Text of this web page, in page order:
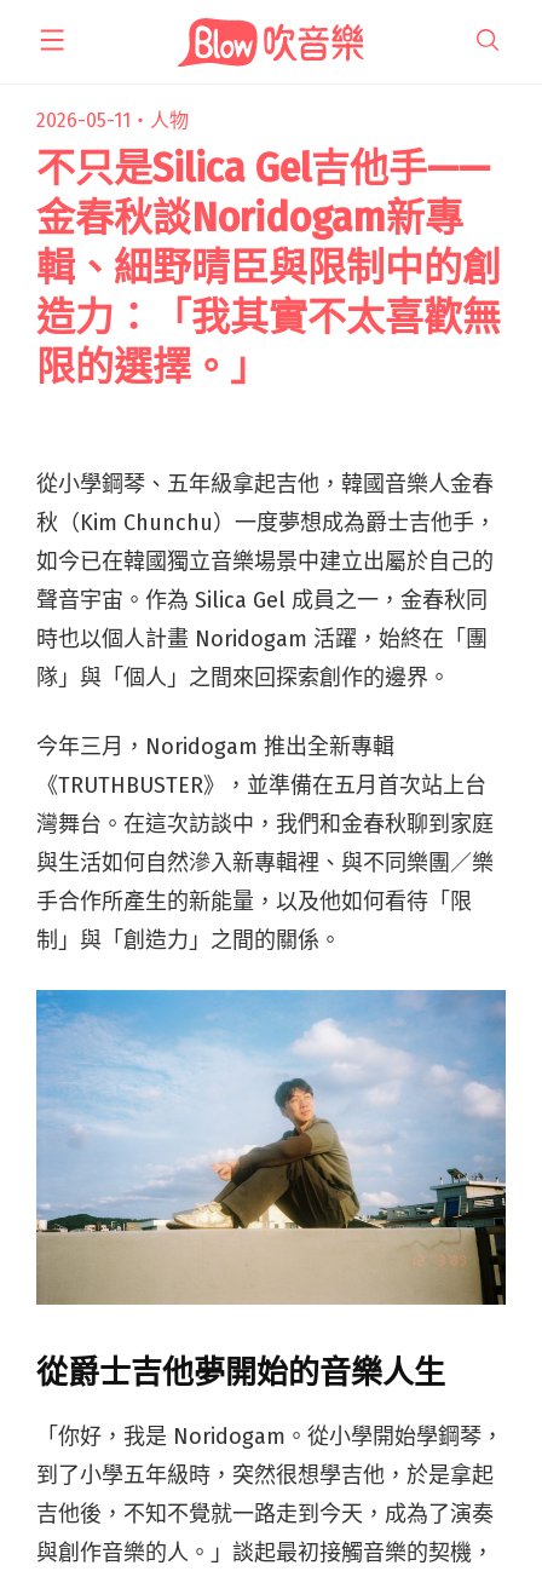
2026-05-11・ 人物
不只是Silica Gel吉他手——
金春秋談Noridogam新專
輯、細野晴臣與限制中的創
造力：「我其實不太喜歡無
限的選擇。」
從小學鋼琴、五年級拿起吉他，韓國音樂人金春
秋（Kim Chunchu）一度夢想成為爵士吉他手，
如今已在韓國獨立音樂場景中建立出屬於自己的
聲音宇宙。作為 Silica Gel 成員之一，金春秋同
時也以個人計畫 Noridogam 活躍，始終在「團
隊」與「個人」之間來回探索創作的邊界。
今年三月，Noridogam 推出全新專輯
《TRUTHBUSTER》，並準備在五月首次站上台
灣舞台。在這次訪談中，我們和金春秋聊到家庭
與生活如何自然滲入新專輯裡、與不同樂團／樂
手合作所產生的新能量，以及他如何看待「限
制」與「創造力」之間的關係。
從爵士吉他夢開始的音樂人生
「你好，我是 Noridogam。從小學開始學鋼琴，
到了小學五年級時，突然很想學吉他，於是拿起
吉他後，不知不覺就一路走到今天，成為了演奏
與創作音樂的人。」談起最初接觸音樂的契機，